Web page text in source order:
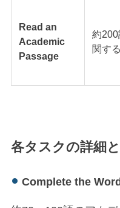
Read an
Academic
Passage
約200
関す
各タスクの詳細
Complete the